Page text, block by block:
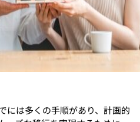
には多くの手順があり、計画的